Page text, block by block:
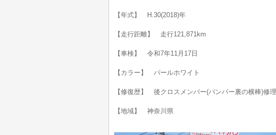
【年式】 H.30(2018)年
【走行距離】 走行121,871km
【車検】 令和7年11月17日
【カラー】 パールホワイト
【修復歴】 後クロスメンバー(バンパー裏の横棒)修
【地域】 神奈川県